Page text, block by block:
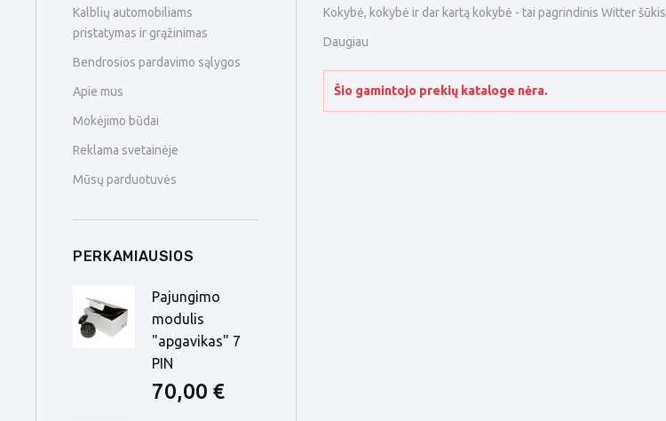
Kokybė, kokybė ir dar kartą kokybė - tai pagrindinis Witter šūkis
Daugiau
Šio gamintojo prekių kataloge nėra.
Kalblių automobiliams
pristatymas ir grąžinimas
Bendrosios pardavimo sąlygos
Apie mus
Mokėjimo būdai
Reklama svetainėje
Mūsų parduotuvės
PERKAMIAUSIOS
Pajungimo
modulis
"apgavikas" 7
PIN
70,00 €